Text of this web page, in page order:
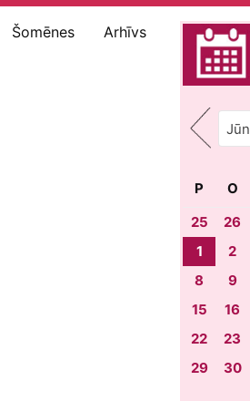
Šomēnes Arhīvs
P O
25
26
1
2
8
9
15
16
22
23
29
30